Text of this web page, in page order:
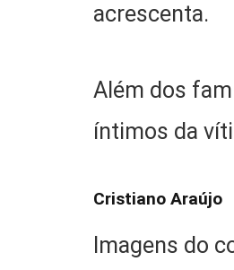
acrescenta.
Além dos
íntimos da
Cristiano Araújo
Imagens do